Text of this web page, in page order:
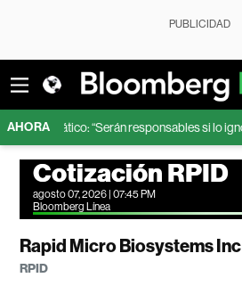
PUBLICIDAD
AHORA“Serán responsables si lo ignoran”
Cotización RPID
agosto 07, 2026 | 07:45 PM
Bloomberg Línea
Rapid Micro Biosystems Inc
RPID